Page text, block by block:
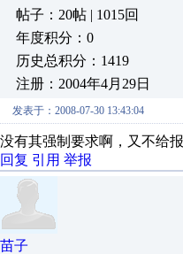
帖子：20帖 | 1015回
年度积分：0
历史总积分：1419
注册：2004年4月29日
发表于：2008-07-30 13:43:04
没有其强制要求啊，又不给
回复 引用 举报
苗子